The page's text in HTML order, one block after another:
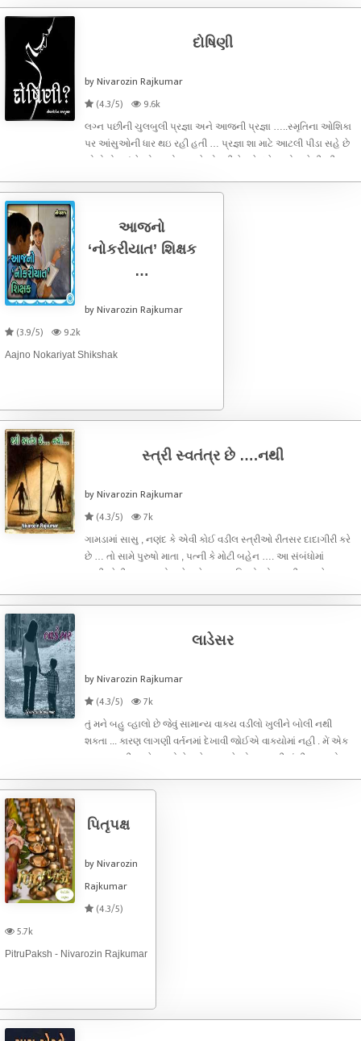
દોષિણી
by Nivarozin Rajkumar
(4.3/5)
9.6k
લગ્ન પછીની ચુલબુલી પ્રજ્ઞા અને આજની પ્રજ્ઞા …..સ્મૃતિના ઓશિકા
પર આંસુઓની ધાર થઇ રહી હતી … પ્રજ્ઞા શા માટે આટલી પીડા સહે છે
એનો દોષ શું છે એ અબોલ અને એકલી કેમ છે દહેજ હોય કે દીકરી
ભરઊંઘમાં સ્મૃત
આજનો
‘નોકરીયાત’ શિક્ષક
…
by Nivarozin Rajkumar
(3.9/5)
9.2k
Aajno Nokariyat Shikshak
સ્ત્રી સ્વતંત્ર છે ….નથી
by Nivarozin Rajkumar
(4.3/5)
7k
ગામડામાં સાસુ , નણંદ કે એવી કોઈ વડીલ સ્ત્રીઓ રીતસર દાદાગીરી કરે
છે … તો સામે પુરુષો માતા , પત્ની કે મોટી બહેન …. આ સંબંધોમાં
સ્ત્રીઓથી ફફડતા હોય તેવા કેટલાય પરિવારો જોવા મળી આવશે …
ડરમાં રાખ
લાડેસર
by Nivarozin Rajkumar
(4.3/5)
7k
તું મને બહુ વ્હાલો છે જેવું સામાન્ય વાક્ય વડીલો ખુલીને બોલી નથી
શકતા ... કારણ લાગણી વર્તનમાં દેખાવી જોઈએ વાક્યોમાં નહી . મેં એક
પત્ર મારા દીકરાને લખ્યો છે મને ખબર છે એ ગુજરાતી વાંચી શકવાનો
પિતૃપક્ષ
by Nivarozin
Rajkumar
(4.3/5)
5.7k
PitruPaksh - Nivarozin Rajkumar